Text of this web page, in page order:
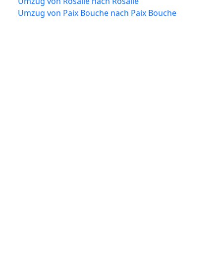
Umzug von Paix Bouche nach Paix Bouche